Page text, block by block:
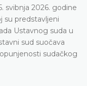
svibnja 2026. godine
su predstavljeni
Ustavnog suda u
sud suočava
sudačkog